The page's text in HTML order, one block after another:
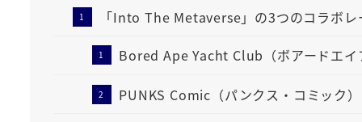
「Into The Metaverse」の3つのコラボレ
Bored Ape Yacht Club（ボアードエイ
PUNKS Comic（パンクス・コミック）